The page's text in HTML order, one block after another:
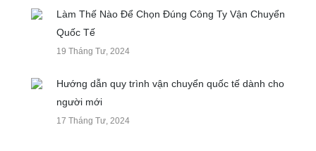
Làm Thế Nào Để Chọn Đúng Công Ty Vận Chuyển
Quốc Tế
19 Tháng Tư, 2024
Hướng dẫn quy trình vận chuyển quốc tế dành cho
người mới
17 Tháng Tư, 2024